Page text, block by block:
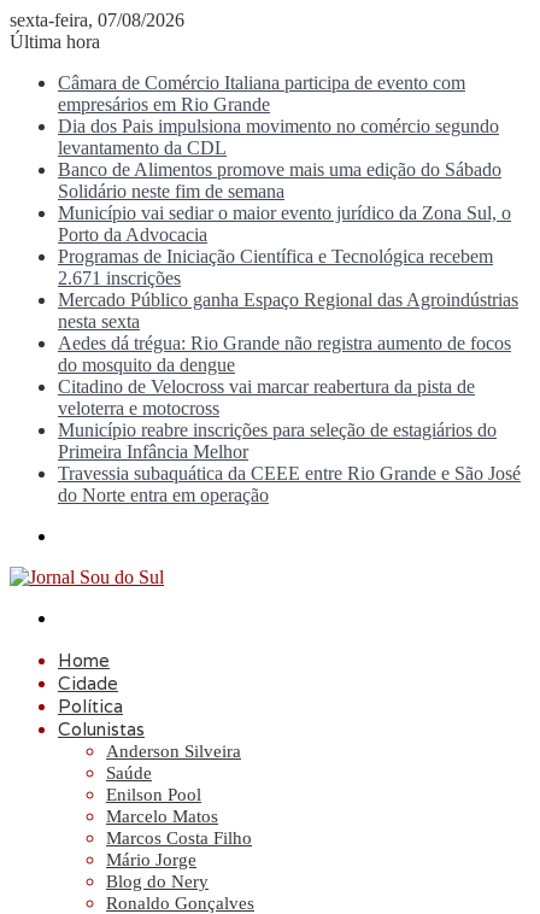
sexta-feira, 07/08/2026
Última hora
Câmara de Comércio Italiana participa de evento com
empresários em Rio Grande
Dia dos Pais impulsiona movimento no comércio segundo
levantamento da CDL
Banco de Alimentos promove mais uma edição do Sábado
Solidário neste fim de semana
Município vai sediar o maior evento jurídico da Zona Sul, o
Porto da Advocacia
Programas de Iniciação Científica e Tecnológica recebem
2.671 inscrições
Mercado Público ganha Espaço Regional das Agroindústrias
nesta sexta
Aedes dá trégua: Rio Grande não registra aumento de focos
do mosquito da dengue
Citadino de Velocross vai marcar reabertura da pista de
veloterra e motocross
Município reabre inscrições para seleção de estagiários do
Primeira Infância Melhor
Travessia subaquática da CEEE entre Rio Grande e São José
do Norte entra em operação
Home
Cidade
Política
Colunistas
Anderson Silveira
Saúde
Enilson Pool
Marcelo Matos
Marcos Costa Filho
Mário Jorge
Blog do Nery
Ronaldo Gonçalves